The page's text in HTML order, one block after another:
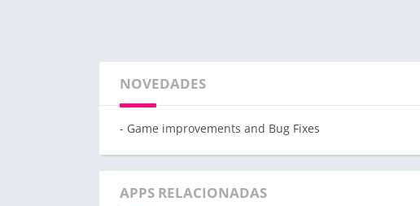
NOVEDADES
- Game improvements and Bug Fixes
APPS RELACIONADAS